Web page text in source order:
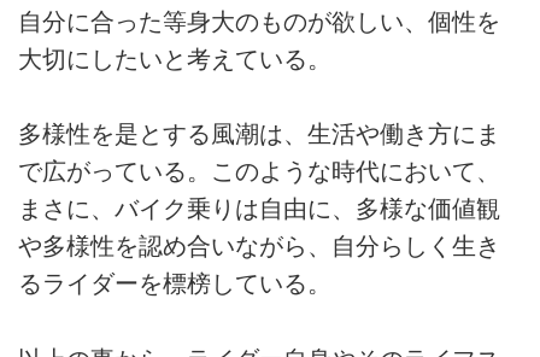
自分に合った等身大のものが欲しい、個性を
大切にしたいと考えている。
多様性を是とする風潮は、生活や働き方にま
で広がっている。このような時代において、
まさに、バイク乗りは自由に、多様な価値観
や多様性を認め合いながら、自分らしく生き
るライダーを標榜している。